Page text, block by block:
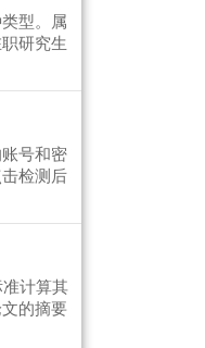
型。属
研究生
号和密
检测后
计算其
的摘要